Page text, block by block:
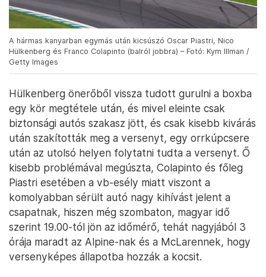
A hármas kanyarban egymás után kicsúszó Oscar Piastri, Nico
Hülkenberg és Franco Colapinto (balról jobbra) – Fotó: Kym Illman /
Getty Images
Hülkenberg önerőből vissza tudott gurulni a boxba
egy kör megtétele után, és mivel eleinte csak
biztonsági autós szakasz jött, és csak kisebb kivárás
után szakították meg a versenyt, egy orrkúpcsere
után az utolsó helyen folytatni tudta a versenyt. Ő
kisebb problémával megúszta, Colapinto és főleg
Piastri esetében a vb-esély miatt viszont a
komolyabban sérült autó nagy kihívást jelent a
csapatnak, hiszen még szombaton, magyar idő
szerint 19.00-tól jön az időmérő, tehát nagyjából 3
órája maradt az Alpine-nak és a McLarennek, hogy
versenyképes állapotba hozzák a kocsit.